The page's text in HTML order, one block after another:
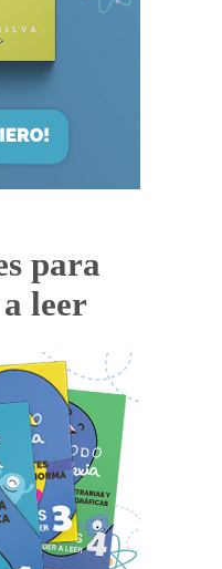
para
leer